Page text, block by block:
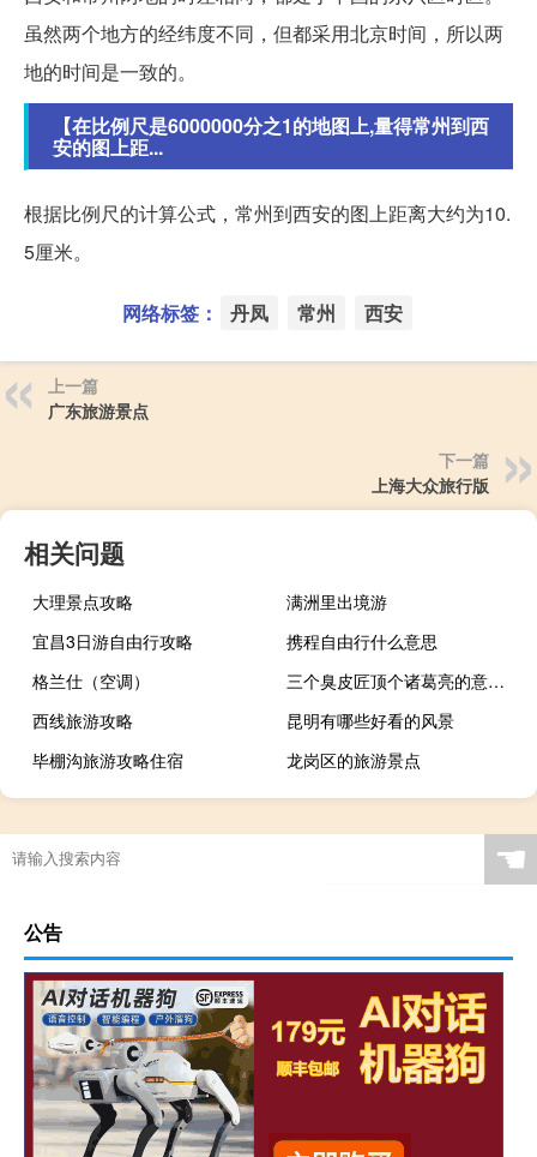
虽然两个地方的经纬度不同，但都采用北京时间，所以两
地的时间是一致的。
【在比例尺是6000000分之1的地图上,量得常州到西
安的图上距...
根据比例尺的计算公式，常州到西安的图上距离大约为10.
5厘米。
网络标签： 丹凤 常州 西安
上一篇
广东旅游景点
下一篇
上海大众旅行版
相关问题
大理景点攻略
满洲里出境游
宜昌3日游自由行攻略
携程自由行什么意思
格兰仕（空调）
三个臭皮匠顶个诸葛亮的意思啊（三个臭皮匠顶个诸葛亮的意思）
西线旅游攻略
昆明有哪些好看的风景
毕棚沟旅游攻略住宿
龙岗区的旅游景点
☚
公告